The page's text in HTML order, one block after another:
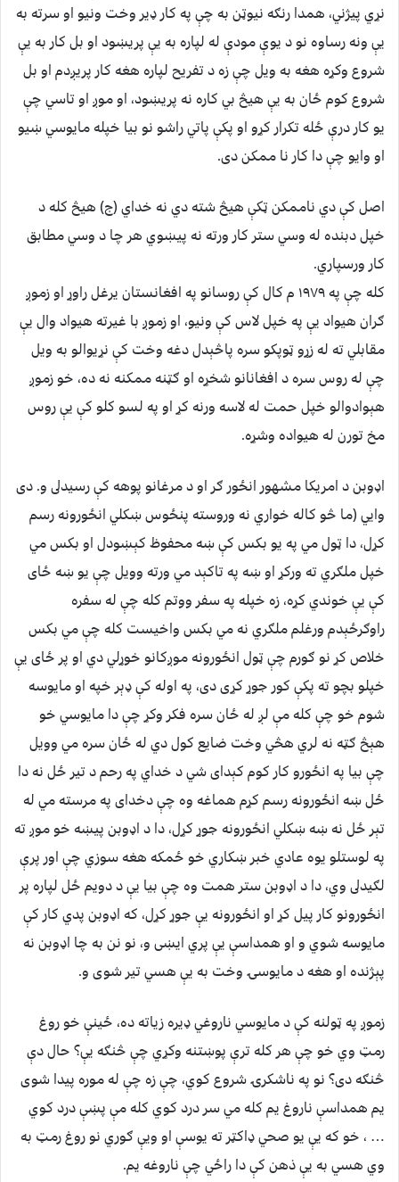
نړي پيژني، همدا رنګه نيوټن به چې په کار ډير وخت ونيو او سرته به
يې ونه رساوه نو د يوې مودې له لپاره به يې پريښود او بل کار به يې
شروع وکړه هغه به ويل چې زه د تفريح لپاره هغه کار پريږدم او بل
شروع کوم ځان به يې هيڅ بي کاره نه پريښود، او موږ او تاسي چې
يو کار درې ځله تکرار کړو او پکې پاتي راشو نو بيا خپله مايوسي ښيو
او وايو چې دا کار نا ممکن دى.
اصل کې دي ناممکن ټکې هيڅ شته دي نه خداي (ج) هيڅ کله د
خپل دبنده له وسي ستر کار ورته نه پيښوي هر چا د وسي مطابق
کار ورسپاري.
کله چې په ١٩٧٩ م کال کې روسانو په افغانستان يرغل راوړ او زموږ
ګران هيواد يې په خپل لاس کې ونيو، او زموږ با غيرته هيواد وال يې
مقابلي ته له زړو ټوپکو سره پاڅېدل دغه وخت کې نړيوالو به ويل
چې له روس سره د افغانانو شخړه او ګټنه ممکنه نه ده، خو زموږ
هېوادوالو خپل حمت له لاسه ورنه کړ او په لسو کلو کې يې روس
مخ تورن له هيواده وشړه.
اډوبن د امريکا مشهور انځور ګر او د مرغانو پوهه کې رسيدلى و. دى
وايي (ما څو کاله خواري نه وروسته پنځوس ښکلي انځورونه رسم
کړل، دا ټول مي په يو بکس کې ښه محفوظ کېښودل او بکس مي
خپل ملګري ته ورکړ او ښه په تاکېد مي ورته وويل چې يو ښه ځاى
کې يې خوندي کړه، زه خپله په سفر ووتم کله چې له سفره
راوګرځېدم ورغلم ملګري نه مي بکس واخيست کله چې مي بکس
خلاص کړ نو ګورم چې ټول انځورونه موږکانو خوړلي دي او پر ځاى يې
خپلو بچو ته پکې کور جوړ کړى دى، په اوله کې ډېر خپه او مايوسه
شوم خو چې کله مې لږ له ځان سره فکر وکړ چې دا مايوسي خو
هېڅ ګټه نه لري هڅي وخت ضايع کول دي له ځان سره مي وويل
چې بيا په انځورو کار کوم کېداى شي د خداي په رحم د تير ځل نه دا
ځل ښه انځورونه رسم کړم هماغه وه چې دخداى په مرسته مي له
تېر ځل نه ښه ښکلي انځورونه جوړ کړل، دا د اډوبن پيښه خو موږ ته
په لوستلو يوه عادي خبر ښکاري خو ځمکه هغه سوزي چې اور پرې
لګيدلى وي، دا د اډوبن ستر همت وه چې بيا يې د دويم ځل لپاره پر
انځورونو کار پيل کړ او انځورونه يې جوړ کړل، که اډوبن پدي کار کې
مايوسه شوي و او همداسې يې پري ايښى و، نو نن به چا اډوبن نه
پېژنده او هغه د مايوسۍ وخت به يې هسي تير شوى و.
زموږ په ټولنه کې د مايوسي ناروغي ډيره زياته ده، ځينې خو روغ
رمټ وي خو چې هر کله ترې پوښتنه وکړي چې څنګه يې؟ حال دې
څنګه دى؟ نو په ناشکرۍ شروع کوي، چې زه چې له موره پيدا شوى
يم همداسې ناروغ يم کله مي سر درد کوي کله مې پښې درد کوي
… ، خو که يې يو صحي ډاکټر ته يوسې او ويې ګوري نو روغ رمټ به
وي هسي به يې ذهن کې دا راځي چې ناروغه يم.